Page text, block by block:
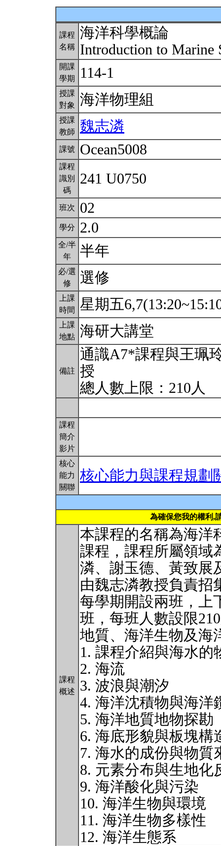
課程
名稱
海洋科學概論
Introduction to Marine
開課
學期
114-1
授課
對象
海洋物理組
授課
教師
魏志潾
課號 Ocean5008
課程
識別
碼
241 U0750
班次 02
學分 2.0
全/半
年
半年
必/選
修
選修
上課
時間
星期五
上課
地點 海研大講堂
備註
通識A7*課程與王珮
授
總人數上限：210人
課程
簡介
影片
核心
能力
關聯
核心能力與課程規劃
為確保您我的權利,
課程
概述
本課程的名稱為海洋
課程，課程所屬領域
潾、謝玉德、黃致展
由魏志潾教授負責招
每學期開設兩班，上
班，每班人數設限
地質、海洋生物及海
1. 課程介紹與海水的
2. 海流
3. 波浪與潮汐
4. 海洋沈積物與海洋
5. 海洋地質地物探勘
6. 海底形貌與板塊構
7. 海水的成份與物質
8. 元素分布與生地化
9. 海洋酸化與污染
10. 海洋生物與環境
11. 海洋生物多樣性
12. 海洋生態系